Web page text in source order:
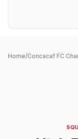
Home/Concacaf FC